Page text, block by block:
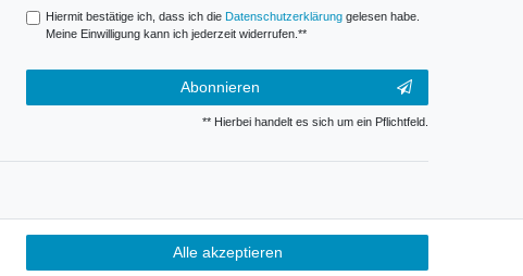
Hiermit bestätige ich, dass ich die Daten­schutz­erklärunggelesen habe.
Meine Einwilligung kann ich jederzeit widerrufen.**
Abonnieren
** Hierbei handelt es sich um ein Pflichtfeld.
Alle akzeptieren